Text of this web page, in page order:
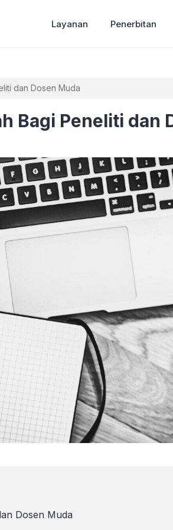
Layanan Penerbitan
dan Dosen Muda
Bagi Peneliti dan
Dosen Muda